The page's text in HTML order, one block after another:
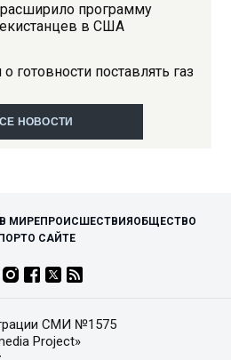
программу
в США
готовности поставлять газ
НОВОСТИ
В МИРЕПРОИСШЕСТВИЯ ОБЩЕСТВО
О САЙТЕ
СМИ №1575
Project»